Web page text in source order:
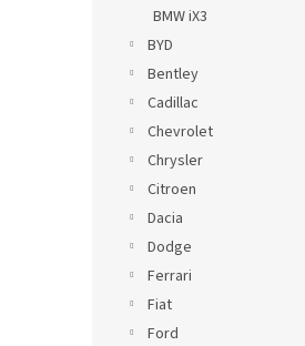
BMW iX3
BYD
Bentley
Cadillac
Chevrolet
Chrysler
Citroen
Dacia
Dodge
Ferrari
Fiat
Ford